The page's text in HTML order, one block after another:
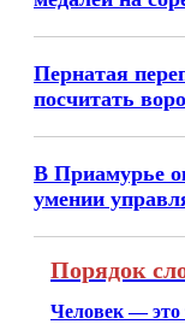
Пернатая
посчитать
В Приамурье
умении
Порядок
Человек — это